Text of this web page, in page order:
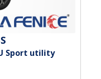
Sport utility